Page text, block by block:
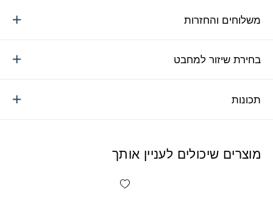
משלוחים והחזרות
בחירת שיזור למחבט
תכונות
מוצרים שיכולים לעניין אותך
Add wishlist